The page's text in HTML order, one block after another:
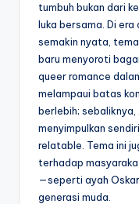
tumbuh bukan dari
luka bersama. Di
semakin nyata,
baru menyoroti
queer romance
melampaui batas
berlebih;
menyimpulkan
relatable. Tema ini
terhadap
—seperti ayah
generasi muda.